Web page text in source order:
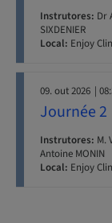
Instrutores: Dr
SIXDENIER
Local: Enjoy
09. out 2026 |
Journée 2
Instrutores: M.
Antoine MONIN
Local: Enjoy